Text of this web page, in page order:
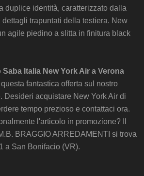
duplice identità, caratterizzato dalla
trapuntati della testiera. New
agile piedino a slitta in finitura black
Italia New York Air a Verona
fantastica offerta sul nostro
Desideri acquistare New York Air di
tempo prezioso e contattaci ora.
l'articolo in promozione? Il
BRAGGIO ARREDAMENTI si trova
a San Bonifacio (VR).